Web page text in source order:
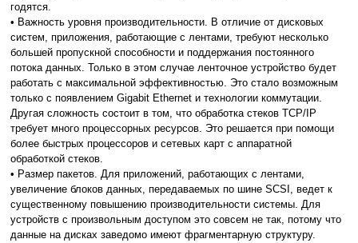
годятся.
• Важность уровня производительности. В отличие от дисковых
систем, приложения, работающие с лентами, требуют несколько
большей пропускной способности и поддержания постоянного
потока данных. Только в этом случае ленточное устройство будет
работать с максимальной эффективностью. Это стало возможным
только с появлением Gigabit Ethernet и технологии коммутации.
Другая сложность состоит в том, что обработка стеков TCP/IP
требует много процессорных ресурсов. Это решается при помощи
более быстрых процессоров и сетевых карт с аппаратной
обработкой стеков.
• Размер пакетов. Для приложений, работающих с лентами,
увеличение блоков данных, передаваемых по шине SCSI, ведет к
существенному повышению производительности системы. Для
устройств с произвольным доступом это совсем не так, потому что
данные на дисках заведомо имеют фрагментарную структуру.